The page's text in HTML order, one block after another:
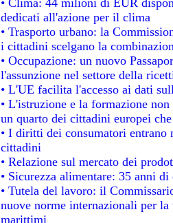
dedicati all'azione per il clima
• Trasporto urbano: la
i cittadini scelgano la
• Occupazione: un nuovo
l'assunzione nel settore della
• L'UE facilita l'accesso ai dati
• L'istruzione e la formazione
un quarto dei cittadini europei
• I diritti dei consumatori
cittadini
• Relazione sul mercato dei
• Sicurezza alimentare: 35 anni
• Tutela del lavoro: il
nuove norme internazionali per
marittimi